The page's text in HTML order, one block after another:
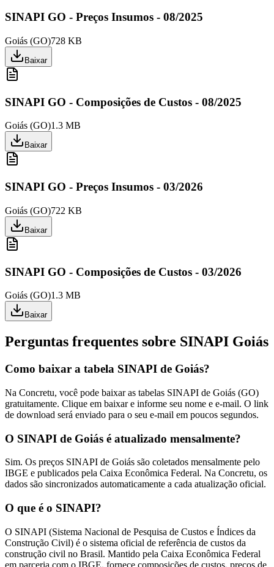
SINAPI GO - Preços Insumos - 08/2025
Goiás (GO)728 KB
Baixar
SINAPI GO - Composições de Custos - 08/2025
Goiás (GO)1.3 MB
Baixar
SINAPI GO - Preços Insumos - 03/2026
Goiás (GO)722 KB
Baixar
SINAPI GO - Composições de Custos - 03/2026
Goiás (GO)1.3 MB
Baixar
Perguntas frequentes sobre SINAPI Goiás
Como baixar a tabela SINAPI de Goiás?
Na Concretu, você pode baixar as tabelas SINAPI de Goiás (GO)
gratuitamente. Clique em baixar e informe seu nome e e-mail. O link
de download será enviado para o seu e-mail em poucos segundos.
O SINAPI de Goiás é atualizado mensalmente?
Sim. Os preços SINAPI de Goiás são coletados mensalmente pelo
IBGE e publicados pela Caixa Econômica Federal. Na Concretu, os
dados são sincronizados automaticamente a cada atualização oficial.
O que é o SINAPI?
O SINAPI (Sistema Nacional de Pesquisa de Custos e Índices da
Construção Civil) é o sistema oficial de referência de custos da
construção civil no Brasil. Mantido pela Caixa Econômica Federal
em parceria com o IBGE, fornece composições de custos, preços de